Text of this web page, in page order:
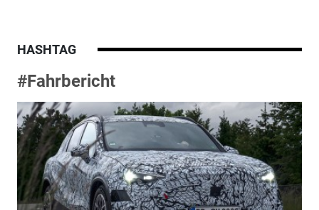
HASHTAG
#Fahrbericht